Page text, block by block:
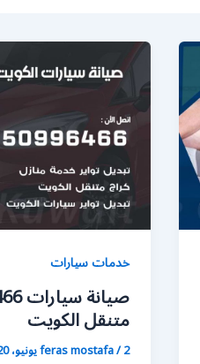
خدمات سيارات
متنقل الكويت
feras mostafa/2 يونيو، 2020